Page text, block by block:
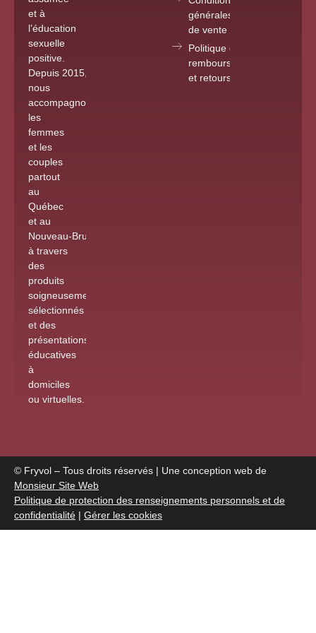
et à
l’éducation
sexuelle
positive.
Depuis 2015
nous
accompagnons
les
femmes
et les
couples
partout
au
Québec
et au
Nouveau-Brunswick
à travers
des
produits
soigneusement
sélectionnés
et des
présentations
éducatives
à
domiciles
ou virtuelles
générales
de vente
Politique de
remboursements
et retours
© Fryvol – Tous droits réservés | Une conception web de
Monsieur Site Web
Politique de protection des renseignements personnels et de
confidentialité | Gérer les cookies